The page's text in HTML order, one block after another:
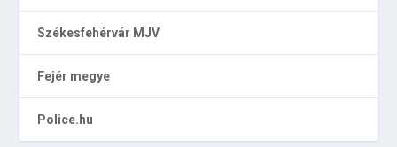
Székesfehérvár MJV
Fejér megye
Police.hu